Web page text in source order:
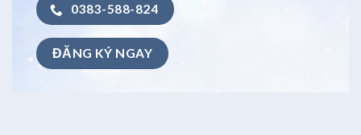
0383-588-824
ĐĂNG KÝ NGAY